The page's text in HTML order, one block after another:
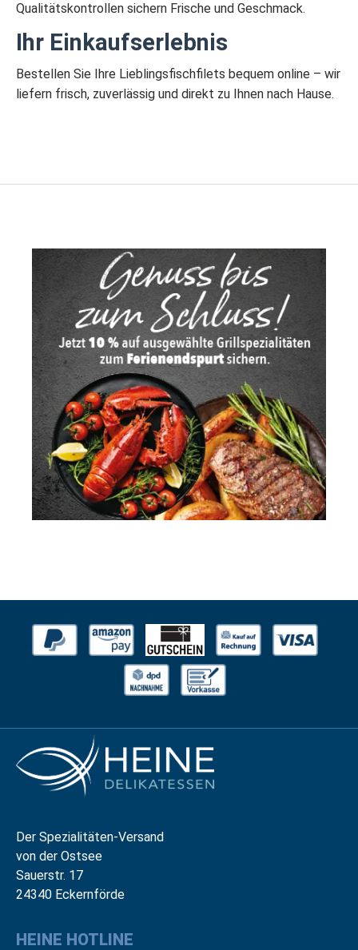
Qualitätskontrollen sichern Frische und Geschmack.
Ihr Einkaufserlebnis
Bestellen Sie Ihre Lieblingsfischfilets bequem online – wir
liefern frisch, zuverlässig und direkt zu Ihnen nach Hause.
Der Spezialitäten-Versand
von der Ostsee
Sauerstr. 17
24340 Eckernförde
HEINE HOTLINE